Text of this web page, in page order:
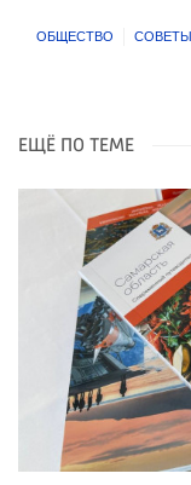
ОБЩЕСТВО СОВЕТЫ
ЕЩЁ ПО ТЕМЕ